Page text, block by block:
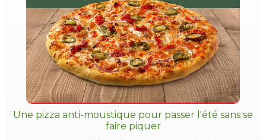
Une pizza anti-moustique pour passer l'été sans se
faire piquer